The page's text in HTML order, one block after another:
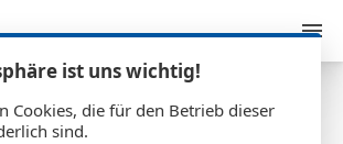
ist uns wichtig!
Cookies, die für den Betrieb dieser
sind.